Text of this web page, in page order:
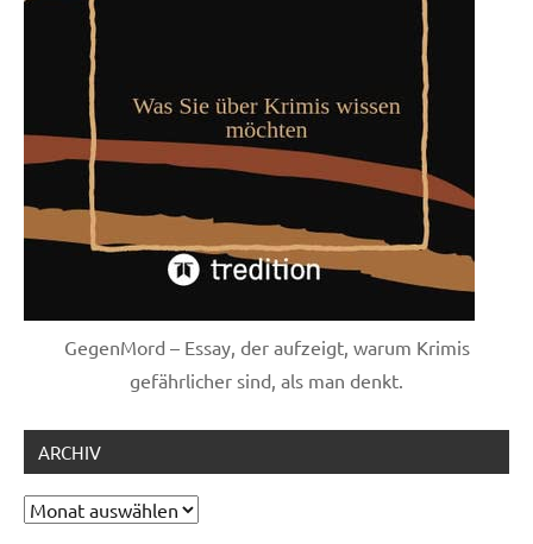
GegenMord – Essay, der aufzeigt, warum Krimis
gefährlicher sind, als man denkt.
ARCHIV
Archiv